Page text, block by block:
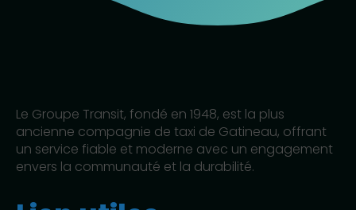
Le Groupe Transit, fondé en 1948, est la plus
ancienne compagnie de taxi de Gatineau, offrant
un service fiable et moderne avec un engagement
envers la communauté et la durabilité.